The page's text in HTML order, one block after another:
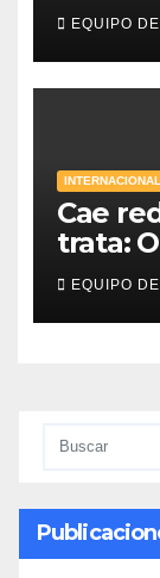
EQUIPO
Cae
trata:
incauta
EQUIPO